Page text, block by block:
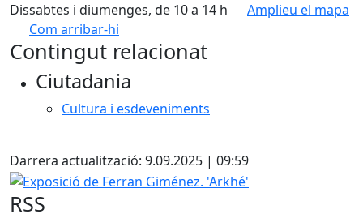
Dissabtes i diumenges, de 10 a 14 h
Amplieu el mapa
Com arribar-hi
+
−
Contingut relacionat
Ciutadania
Cultura i esdeveniments
Darrera actualització: 9.09.2025 | 09:59
Exposició de Ferran Giménez. 'Arkhé'
RSS